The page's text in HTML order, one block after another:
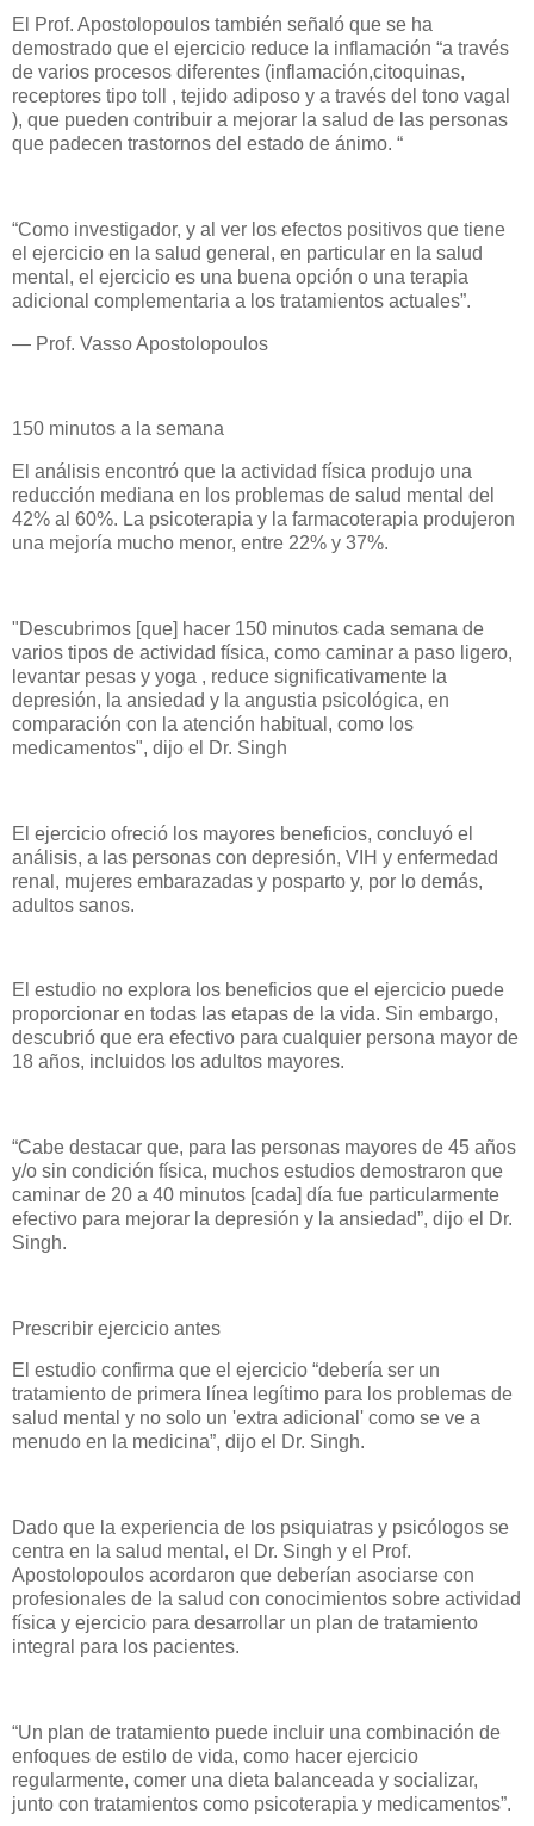
El Prof. Apostolopoulos también señaló que se ha
demostrado que el ejercicio reduce la inflamación “a través
de varios procesos diferentes (inflamación,citoquinas,
receptores tipo toll , tejido adiposo y a través del tono vagal
), que pueden contribuir a mejorar la salud de las personas
que padecen trastornos del estado de ánimo. “
“Como investigador, y al ver los efectos positivos que tiene
el ejercicio en la salud general, en particular en la salud
mental, el ejercicio es una buena opción o una terapia
adicional complementaria a los tratamientos actuales”.
— Prof. Vasso Apostolopoulos
150 minutos a la semana
El análisis encontró que la actividad física produjo una
reducción mediana en los problemas de salud mental del
42% al 60%. La psicoterapia y la farmacoterapia produjeron
una mejoría mucho menor, entre 22% y 37%.
"Descubrimos [que] hacer 150 minutos cada semana de
varios tipos de actividad física, como caminar a paso ligero,
levantar pesas y yoga , reduce significativamente la
depresión, la ansiedad y la angustia psicológica, en
comparación con la atención habitual, como los
medicamentos", dijo el Dr. Singh
El ejercicio ofreció los mayores beneficios, concluyó el
análisis, a las personas con depresión, VIH y enfermedad
renal, mujeres embarazadas y posparto y, por lo demás,
adultos sanos.
El estudio no explora los beneficios que el ejercicio puede
proporcionar en todas las etapas de la vida. Sin embargo,
descubrió que era efectivo para cualquier persona mayor de
18 años, incluidos los adultos mayores.
“Cabe destacar que, para las personas mayores de 45 años
y/o sin condición física, muchos estudios demostraron que
caminar de 20 a 40 minutos [cada] día fue particularmente
efectivo para mejorar la depresión y la ansiedad”, dijo el Dr.
Singh.
Prescribir ejercicio antes
El estudio confirma que el ejercicio “debería ser un
tratamiento de primera línea legítimo para los problemas de
salud mental y no solo un 'extra adicional' como se ve a
menudo en la medicina”, dijo el Dr. Singh.
Dado que la experiencia de los psiquiatras y psicólogos se
centra en la salud mental, el Dr. Singh y el Prof.
Apostolopoulos acordaron que deberían asociarse con
profesionales de la salud con conocimientos sobre actividad
física y ejercicio para desarrollar un plan de tratamiento
integral para los pacientes.
“Un plan de tratamiento puede incluir una combinación de
enfoques de estilo de vida, como hacer ejercicio
regularmente, comer una dieta balanceada y socializar,
junto con tratamientos como psicoterapia y medicamentos”.